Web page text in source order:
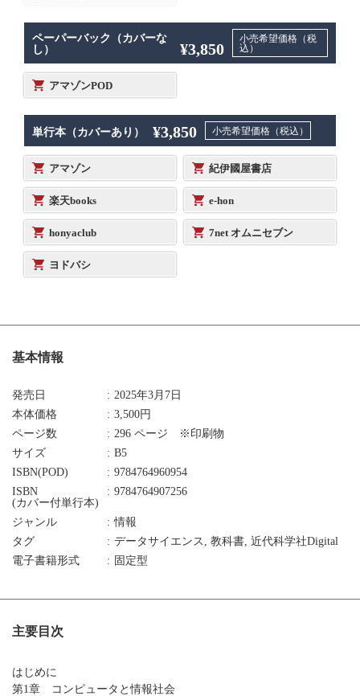
ペーパーバック（カバーな
し）
¥3,850
小売希望価格（税
込）
アマゾンPOD
単行本（カバーあり） ¥3,850 小売希望価格（税込）
アマゾン 紀伊國屋書店
楽天books e-hon
honyaclub 7net オムニセブン
ヨドバシ
基本情報
発売日
2025年3月7日
本体価格
3,500円
ページ数
296 ページ ※印刷物
サイズ
B5
ISBN(POD)
9784764960954
ISBN
(カバー付単行本)
9784764907256
ジャンル
情報
タグ
データサイエンス, 教科書, 近代科学社Digital
電子書籍形式
固定型
主要目次
はじめに
第1章 コンピュータと情報社会